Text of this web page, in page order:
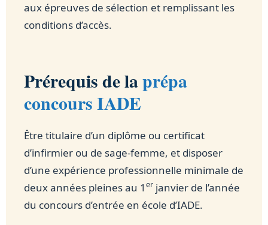
aux épreuves de sélection et remplissant les
conditions d’accès.
Prérequis de laprépa
concours IADE
Être titulaire d’un diplôme ou certificat
d’infirmier ou de sage-femme, et disposer
d’une expérience professionnelle minimale de
deux années pleines au 1 er janvier de l’année
du concours d’entrée en école d’IADE.